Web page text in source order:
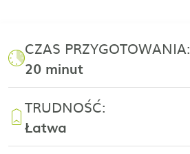
CZAS PRZYGOTOWANIA:
20 minut
TRUDNOŚĆ:
Łatwa